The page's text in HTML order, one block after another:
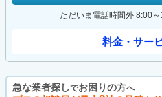
ただいま電話時間外 8:00～
料金・サー
急な業者探しでお困りの方へ